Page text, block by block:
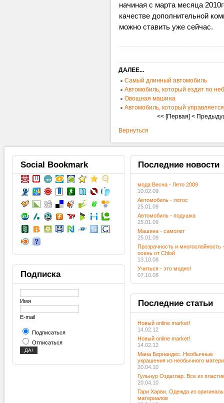
начиная с марта месяца
качестве дополнительной
можно ставить уже сейчас.
ДАЛЕЕ...
Самый длинный автомобиль
Автомобиль, который ездит по
Овощная машина
Автомобиль, который
<< [Первая] <
Вернуться
Social Bookmark
Подписка
Имя
E-mail
Подписаться
Отписаться
Последниеновости
мода Весна - Лето 2009
10.02.09
Автомобиль - лотос
25.01.09
Автомобиль - подушка
25.01.09
Машина - самолет
25.01.09
Прозрачность и многослойность -
осень от Chloй
13.10.08
Учиться - это модно!
07.10.08
Последниестатьи
Новый online market!
14.02.12
Новый online market!
14.02.12
Мана Бернандес. Необычные
украшения из необычного
20.04.10
Гульнур Оздаглар. Все из
20.04.10
Гари Харви. Одежда из
материалов